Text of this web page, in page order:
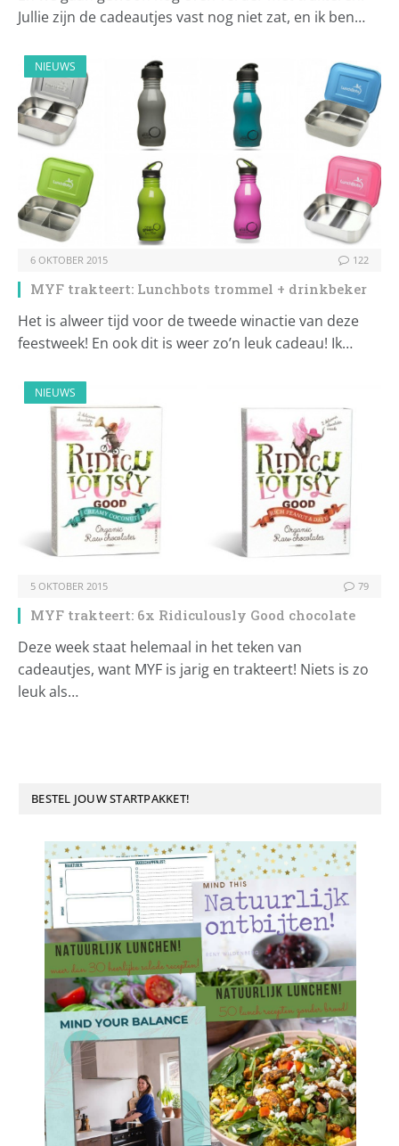
Jullie zijn de cadeautjes vast nog niet zat, en ik ben…
NIEUWS
6 OKTOBER 2015 122
MYF trakteert: Lunchbots trommel + drinkbeker
Het is alweer tijd voor de tweede winactie van deze
feestweek! En ook dit is weer zo’n leuk cadeau! Ik…
NIEUWS
5 OKTOBER 2015 79
MYF trakteert: 6x Ridiculously Good chocolate
Deze week staat helemaal in het teken van
cadeautjes, want MYF is jarig en trakteert! Niets is zo
leuk als…
BESTEL JOUW STARTPAKKET!